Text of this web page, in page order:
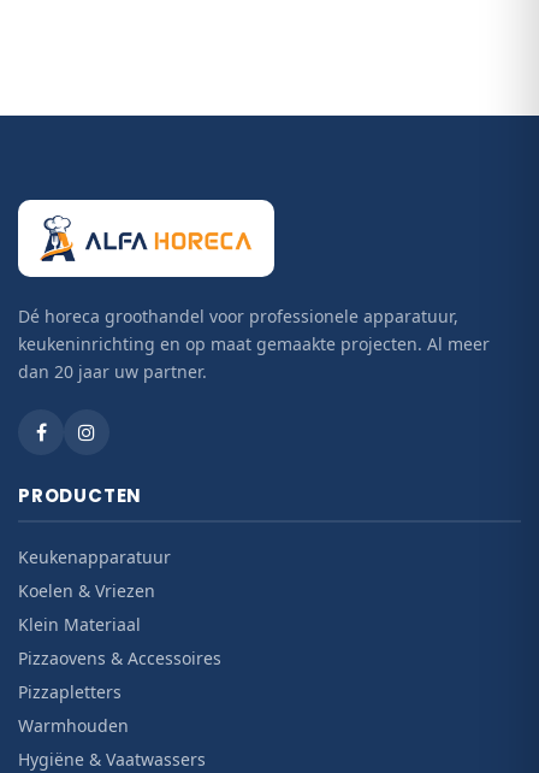
Dé horeca groothandel voor professionele apparatuur,
keukeninrichting en op maat gemaakte projecten. Al meer
dan 20 jaar uw partner.
PRODUCTEN
Keukenapparatuur
Koelen & Vriezen
Klein Materiaal
Pizzaovens & Accessoires
Pizzapletters
Warmhouden
Hygiëne & Vaatwassers